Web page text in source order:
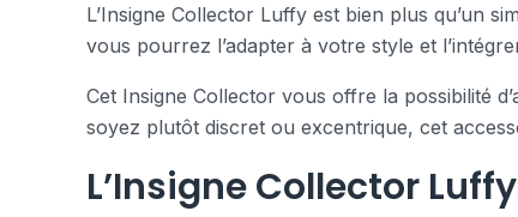
L’Insigne Collector Luffy est bien plus qu’un
vous pourrez l’adapter à votre style et
Cet Insigne Collector vous offre la possibilité
soyez plutôt discret ou excentrique, cet
L’Insigne Collector